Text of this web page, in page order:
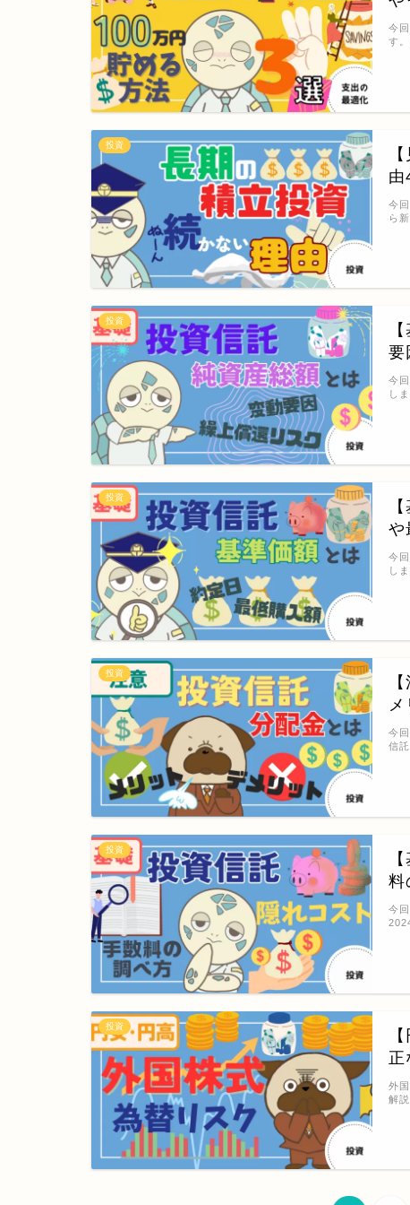
今
す
投資
由
今
ら
投資
要
今
し
投資
や
今
し
投資
今
信
投資
料
今
投資
正
外
解